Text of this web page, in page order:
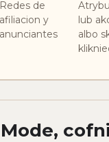
Redes de
afiliacion y
anunciantes
lub
albo